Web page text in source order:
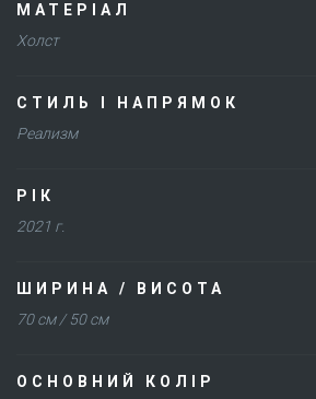
МАТЕРІАЛ
Холст
СТИЛЬ І НАПРЯМОК
Реализм
РІК
2021 г.
ШИРИНА / ВИСОТА
70 см / 50 см
ОСНОВНИЙ КОЛІР